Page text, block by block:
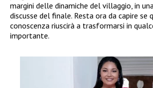
margini delle dinamiche del villaggio, in
discusse del finale. Resta ora da capire se
conoscenza riuscirà a trasformarsi in
importante.